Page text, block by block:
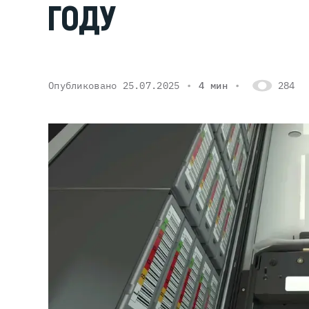
DELL
DELL
ГОДУ
Опубликовано 25.07.2025 4 мин 284